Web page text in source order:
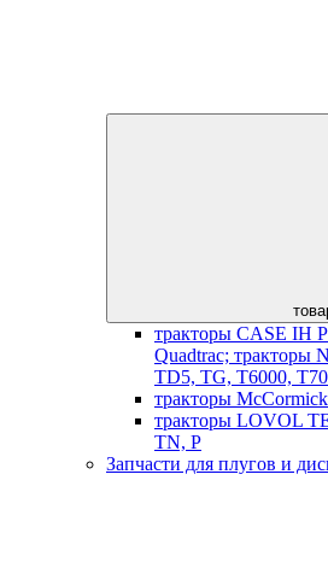
тракторы CASE IH
Quadtrac;
TD5, TG, T6000,
тракторы
тракторы LOVOL
TN, P
Запчасти для плугов и